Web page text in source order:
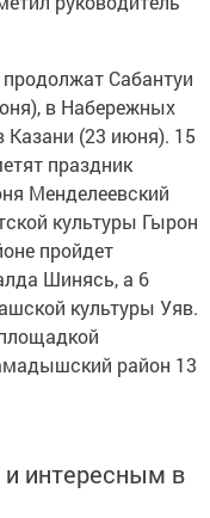
Сабантуи
в Набережных
Казани (23 июня). 15
праздник
Менделеевский
культуры Гырон
пройдет
Шинясь, а 6
культуры Уяв.
район 13
интересным в